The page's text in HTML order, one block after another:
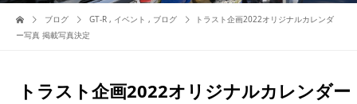
ブログ GT-R , イベント , ブログ
トラスト企画2022オリジナルカレンダ
ー写真 掲載写真決定
トラスト企画2022オリジナルカレンダー